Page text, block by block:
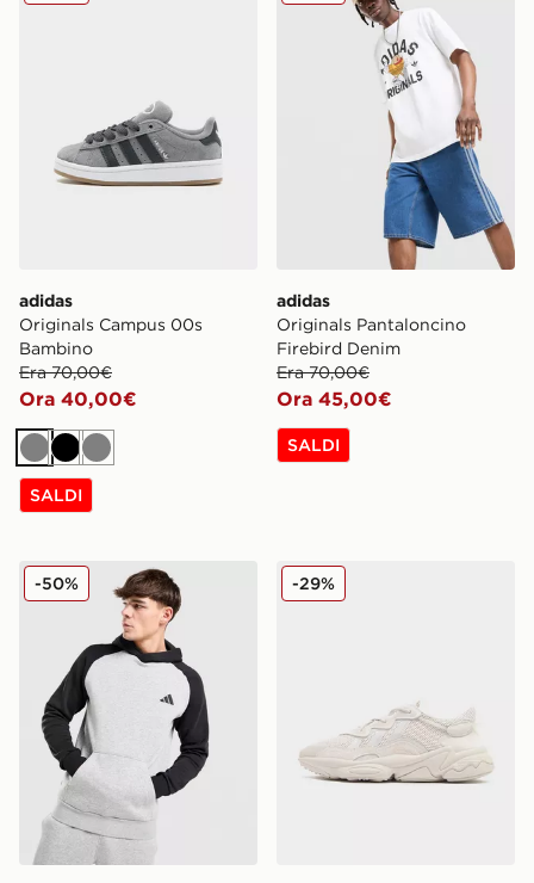
adidas
Originals Campus 00s
Bambino
Era 70,00€
Ora 40,00€
Grigio
NeroGrigio
SALDI
adidas
Originals Pantaloncino
Firebird Denim
Era 70,00€
Ora 45,00€
SALDI
adidas Felpa con Cappuccio Colour Block
-50% adidas Originals Ozweego
-29%